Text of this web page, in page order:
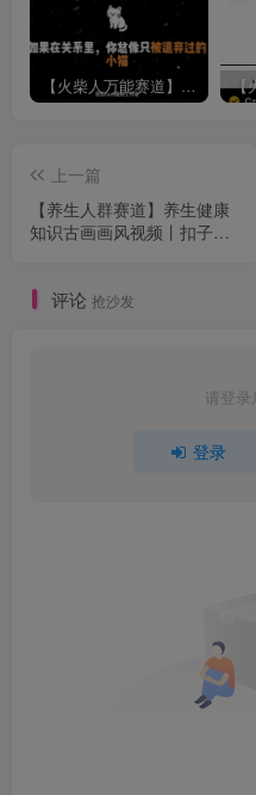
【火柴人万能赛道】火柴人心理学插画讲解视频丨扣子工作流智能体搭建coze工作流
上一篇
【养生人群赛道】养生健康
知识古画画风视频丨扣子工
评论 抢沙发
请登
登录